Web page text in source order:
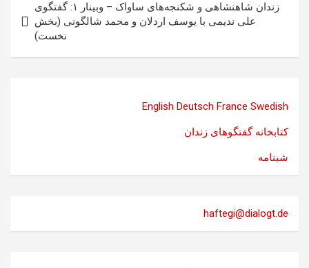
زندان شاهنشاهی و شکنجه‌های ساواک – وبینار ۱: گفتگوی
علی نديمی با يوسف اردلان و محمد شالگونی (بخش
نخست)
English Deutsch France Swedish
کتابخانه گفتگوهای زندان
شبنامه
haftegi@dialogt.de